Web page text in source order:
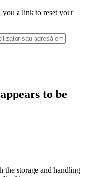
you a link to reset your
to be
the storage and handling